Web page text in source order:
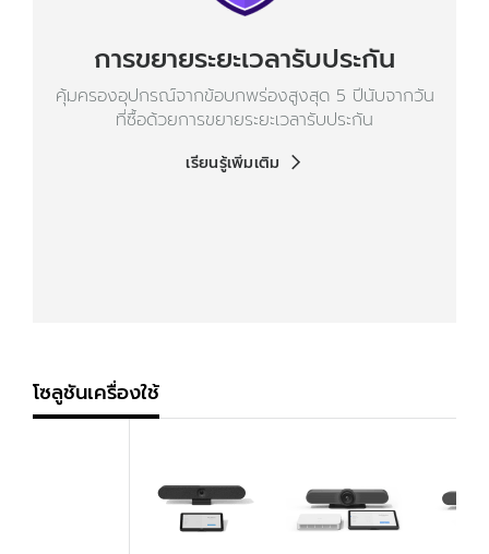
การขยายระยะเวลารับประกัน
คุ้มครองอุปกรณ์จากข้อบกพร่องสูงสุด 5 ปีนับจากวัน
ที่ซื้อด้วยการขยายระยะเวลารับประกัน
เรียนรู้เพิ่มเติม
โซลูชันเครื่องใช้